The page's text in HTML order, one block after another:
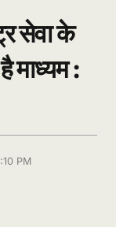
सेवा के
माध्यम :
PM